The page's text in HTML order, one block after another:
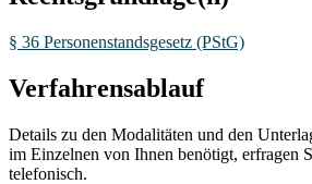
§ 36 Personenstandsgesetz (PStG)
Verfahrensablauf
Details zu den Modalitäten und den
im Einzelnen von Ihnen benötigt, erfragen
telefonisch.